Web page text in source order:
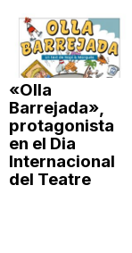
n
a
«Olla
Barrejada»,
protagonista
en el Dia
Internacional
del Teatre